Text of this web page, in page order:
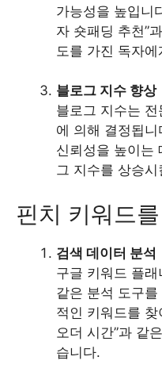
가능성을 높입니
자 숏패딩 추천”
도를 가진 독자
블로그 지수 향상
블로그 지수는
에 의해 결정됩
신뢰성을 높이는
그 지수를 상승
핀치 키워드
검색 데이터 분석
구글 키워드 플
같은 분석 도구
적인 키워드를 찾
오더 시간”과 같
습니다.